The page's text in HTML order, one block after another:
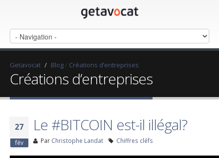
Getavocat / Blog / Créations d’entreprises
Créations d’entreprises
27
fév
Le #BITCOIN est-il illégal?
Par Christophe Landat Chiffres cléfs